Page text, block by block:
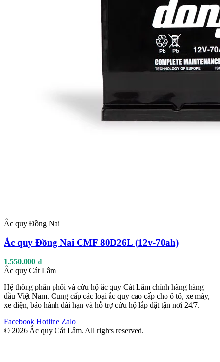
Ắc quy Đồng Nai
Ắc quy Đồng Nai CMF 80D26L (12v-70ah)
1.550.000 ₫
Ắc quy Cát Lâm
Hệ thống phân phối và cứu hộ ắc quy Cát Lâm chính hãng hàng
đầu Việt Nam. Cung cấp các loại ắc quy cao cấp cho ô tô, xe máy,
xe điện, bảo hành dài hạn và hỗ trợ cứu hộ lắp đặt tận nơi 24/7.
Facebook Hotline Zalo
© 2026 Ắc quy Cát Lâm. All rights reserved.